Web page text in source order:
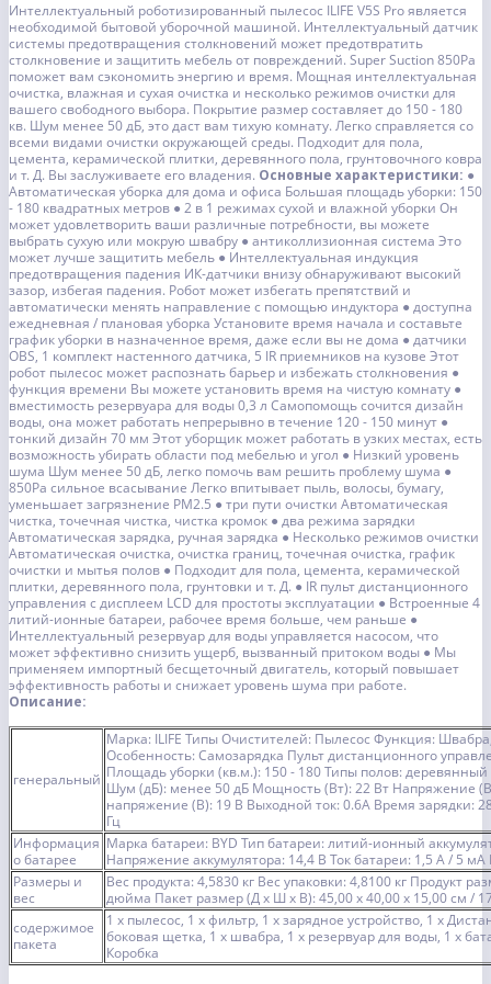
Интеллектуальный роботизированный пылесос ILIFE V5S Pro является
необходимой бытовой уборочной машиной. Интеллектуальный датчик
системы предотвращения столкновений может предотвратить
столкновение и защитить мебель от повреждений. Super Suction 850Pa
поможет вам сэкономить энергию и время. Мощная интеллектуальная
очистка, влажная и сухая очистка и несколько режимов очистки для
вашего свободного выбора. Покрытие размер составляет до 150 - 180
кв. Шум менее 50 дБ, это даст вам тихую комнату. Легко справляется со
всеми видами очистки окружающей среды. Подходит для пола,
цемента, керамической плитки, деревянного пола, грунтовочного ковра
и т. Д. Вы заслуживаете его владения. Основные характеристики: ●
Автоматическая уборка для дома и офиса Большая площадь уборки: 150
- 180 квадратных метров ● 2 в 1 режимах сухой и влажной уборки Он
может удовлетворить ваши различные потребности, вы можете
выбрать сухую или мокрую швабру ● антиколлизионная система Это
может лучше защитить мебель ● Интеллектуальная индукция
предотвращения падения ИК-датчики внизу обнаруживают высокий
зазор, избегая падения. Робот может избегать препятствий и
автоматически менять направление с помощью индуктора ● доступна
ежедневная / плановая уборка Установите время начала и составьте
график уборки в назначенное время, даже если вы не дома ● датчики
OBS, 1 комплект настенного датчика, 5 IR приемников на кузове Этот
робот пылесос может распознать барьер и избежать столкновения ●
функция времени Вы можете установить время на чистую комнату ●
вместимость резервуара для воды 0,3 л Самопомощь сочится дизайн
воды, она может работать непрерывно в течение 120 - 150 минут ●
тонкий дизайн 70 мм Этот уборщик может работать в узких местах, есть
возможность убирать области под мебелью и угол ● Низкий уровень
шума Шум менее 50 дБ, легко помочь вам решить проблему шума ●
850Pa сильное всасывание Легко впитывает пыль, волосы, бумагу,
уменьшает загрязнение PM2.5 ● три пути очистки Автоматическая
чистка, точечная чистка, чистка кромок ● два режима зарядки
Автоматическая зарядка, ручная зарядка ● Несколько режимов очистки
Автоматическая очистка, очистка границ, точечная очистка, график
очистки и мытья полов ● Подходит для пола, цемента, керамической
плитки, деревянного пола, грунтовки и т. Д. ● IR пульт дистанционного
управления с дисплеем LCD для простоты эксплуатации ● Встроенные 4
литий-ионные батареи, рабочее время больше, чем раньше ●
Интеллектуальный резервуар для воды управляется насосом, что
может эффективно снизить ущерб, вызванный притоком воды ● Мы
применяем импортный бесщеточный двигатель, который повышает
эффективность работы и снижает уровень шума при работе.
Описание:
генеральный
Марка: ILIFE Типы Очистителей: Пылесос Функция:
Особенность: Самозарядка Пульт дистанционного
Площадь уборки (кв.м.): 150 - 180Типы полов:
Шум (дБ): менее 50 дБ Мощность (Вт): 22 Вт Напряжение
напряжение (В): 19 В Выходной ток: 0.6А Время зарядки:
Гц
Информация
о батарее
Марка батареи: BYD Тип батареи: литий-ионный
Напряжение аккумулятора: 14,4 В Ток батареи: 1,5 А / 5 мА
Размеры и
вес
Вес продукта: 4,5830 кг Вес упаковки: 4,8100 кг Продукт
дюйма Пакет размер (Д х Ш х В): 45,00 х 40,00 х 15,00 см /
содержимое
пакета
1 х пылесос, 1 х фильтр, 1 х зарядное устройство, 1 х
боковая щетка, 1 х швабра, 1 х резервуар для воды, 1 х
Коробка